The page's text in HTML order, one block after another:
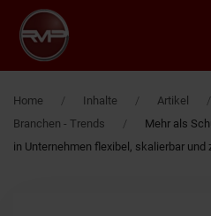
Zum Hauptinhalt springen
Home Inhalte Artikel
Branchen - Trends
Mehr als
in Unternehmen flexibel, skalierbar